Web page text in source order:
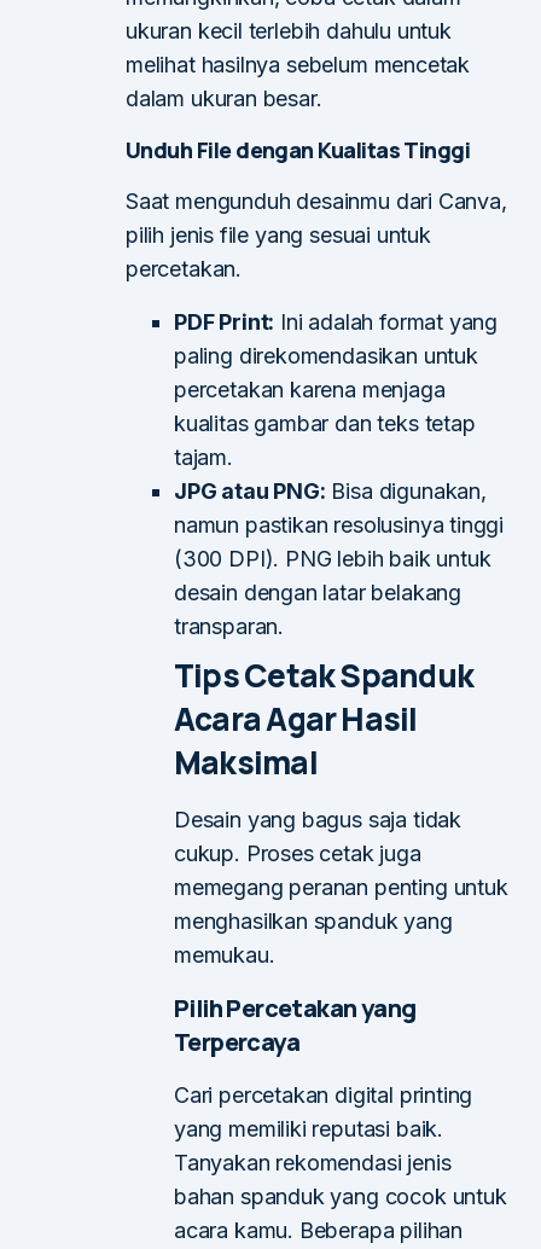
ukuran kecil terlebih dahulu untuk
melihat hasilnya sebelum mencetak
dalam ukuran besar.
Unduh File dengan Kualitas Tinggi
Saat mengunduh desainmu dari Canva,
pilih jenis file yang sesuai untuk
percetakan.
PDF Print: Ini adalah format yang
paling direkomendasikan untuk
percetakan karena menjaga
kualitas gambar dan teks tetap
tajam.
JPG atau PNG: Bisa digunakan,
namun pastikan resolusinya tinggi
(300 DPI). PNG lebih baik untuk
desain dengan latar belakang
transparan.
Tips Cetak Spanduk
Acara Agar Hasil
Maksimal
Desain yang bagus saja tidak
cukup. Proses cetak juga
memegang peranan penting untuk
menghasilkan spanduk yang
memukau.
Pilih Percetakan yang
Terpercaya
Cari percetakan digital printing
yang memiliki reputasi baik.
Tanyakan rekomendasi jenis
bahan spanduk yang cocok untuk
acara kamu. Beberapa pilihan